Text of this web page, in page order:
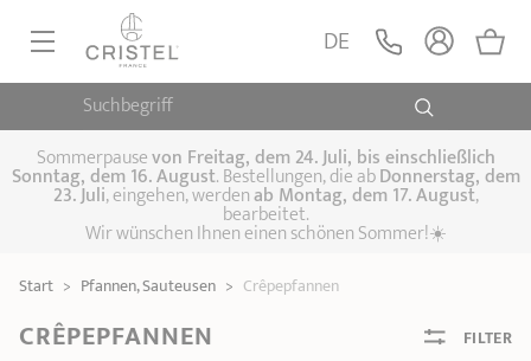
Suchbegriff
DE
PFANNEN, SAUTEUSEN
Pfannen Sauteusen Crêpepfannen
KOCHTÖPFE, SCHMORTÖPFE
Kochtöpfe Schmortöpfe,
Fleischtöpfe
DAMFPAUFSÄTZE
Dämpfaufsätze Schnellkochtöpfe
KÜCHENHELFER
SPEZIELLE KÜCHENUTENSILIEN
KAFFEE UND TEE
Sommerpausevon Freitag, dem 24. Juli, bis einschließlich
Sonntag, dem 16. August. Bestellungen, die abDonnerstag, dem
23. Juli, eingehen, werdenab Montag, dem 17. August,
bearbeitet.
Wir wünschen Ihnen einen schönen Sommer!☀️
Start > Pfannen, Sauteusen > Crêpepfannen
CRÊPEPFANNEN FILTER